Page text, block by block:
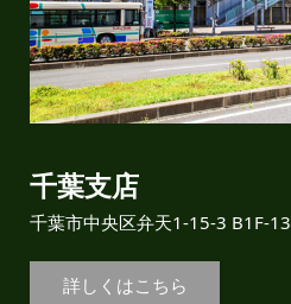
千葉支店
千葉市中央区弁天1-15-3 B1F-13
詳しくはこちら